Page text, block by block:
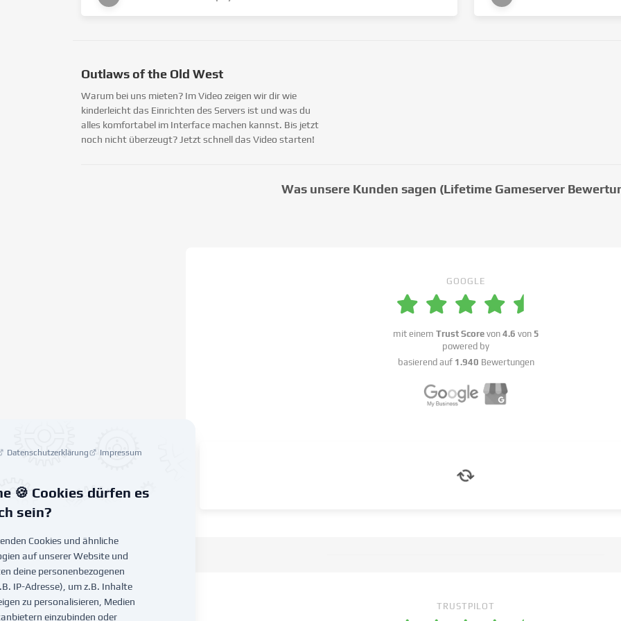
Outlaws of the Old West
Warum bei uns mieten? Im Video zeigen wir dir wie
kinderleicht das Einrichten des Servers ist und was du
alles komfortabel im Interface machen kannst. Bis jetzt
noch nicht überzeugt? Jetzt schnell das Video starten!
Was unsere Kunden sagen (Lifetime Gameserver
GOOGLE
mit einem Trust Scorevon 4.6 von 5
powered by
basierend auf 1.940 Bewertungen
TRUSTPILOT
Datenschutzerklärung Impressum
🍪 Cookies dürfen es
sein?
Cookies und ähnliche
auf unserer Website und
deine personenbezogenen
IP-Adresse), um z.B. Inhalte
zu personalisieren, Medien
einzubinden oder